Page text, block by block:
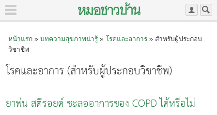
หน้าแรก» บทความสุขภาพน่ารู้» โรคและอาการ» สำหรับผู้ประกอบ
วิชาชีพ
โรคและอาการ (สำหรับผู้ประกอบวิชาชีพ)
ยาพ่น สตีรอยด์ ชะลออาการของ COPD ได้หรือไม่